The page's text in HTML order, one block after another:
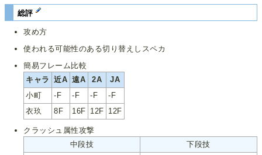
総評
攻め方
使われる可能性のある切り替えしスペカ
簡易フレーム比較
キャラ
近A 遠A 2A
JA
小町
-F -F -F
-F
衣玖
8F 16F 12F 12F
クラッシュ属性攻撃
中段技
下段技